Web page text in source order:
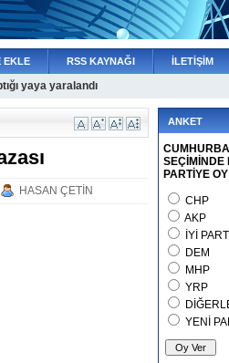
EKLE RSS KAYNAĞI İLETİŞİM
MUT ZEYKER YAYLASININ İÇME SUYU
yaya yaralandı
HASAN ÇETİN
ANKET
SEÇİMİNDE
PARTİYE
CHP
AKP
İYİ PARTİ
DEM
MHP
YRP
YENİ